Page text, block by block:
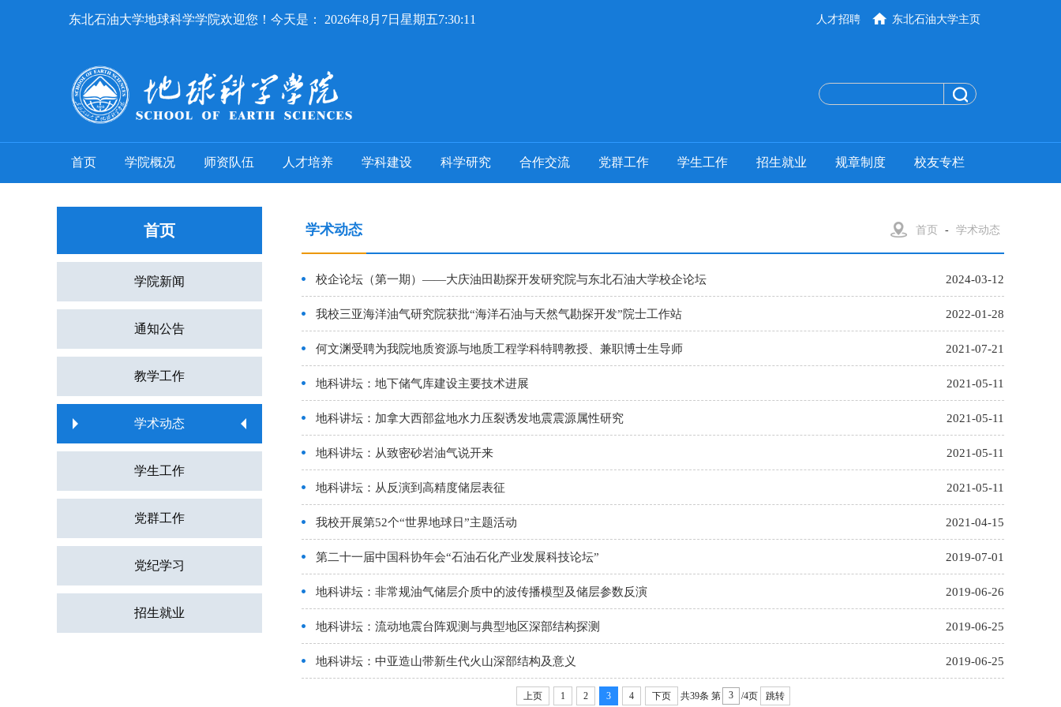
东北石油大学地球科学学院欢迎您！今天是： 2026年8月7日星期五7:30:11 东北石油大学主页
人才招聘
首页 学院概况 师资队伍 人才培养 学科建设 科学研究 合作交流 党群工作 学生工作 招生就业 规章制度 校友专栏
首页
学院新闻
通知公告
教学工作
学术动态
学生工作
党群工作
党纪学习
招生就业
学术动态 首页 - 学术动态
校企论坛（第一期）——大庆油田勘探开发研究院与东北石油大学校企论坛 2024-03-12
我校三亚海洋油气研究院获批“海洋石油与天然气勘探开发”院士工作站 2022-01-28
何文渊受聘为我院地质资源与地质工程学科特聘教授、兼职博士生导师 2021-07-21
地科讲坛：地下储气库建设主要技术进展 2021-05-11
地科讲坛：加拿大西部盆地水力压裂诱发地震震源属性研究 2021-05-11
地科讲坛：从致密砂岩油气说开来 2021-05-11
地科讲坛：从反演到高精度储层表征 2021-05-11
我校开展第52个“世界地球日”主题活动 2021-04-15
第二十一届中国科协年会“石油石化产业发展科技论坛” 2019-07-01
地科讲坛：非常规油气储层介质中的波传播模型及储层参数反演 2019-06-26
地科讲坛：流动地震台阵观测与典型地区深部结构探测 2019-06-25
地科讲坛：中亚造山带新生代火山深部结构及意义 2019-06-25
上页 1 2 3 4 下页 共39条 第 /4页 跳转